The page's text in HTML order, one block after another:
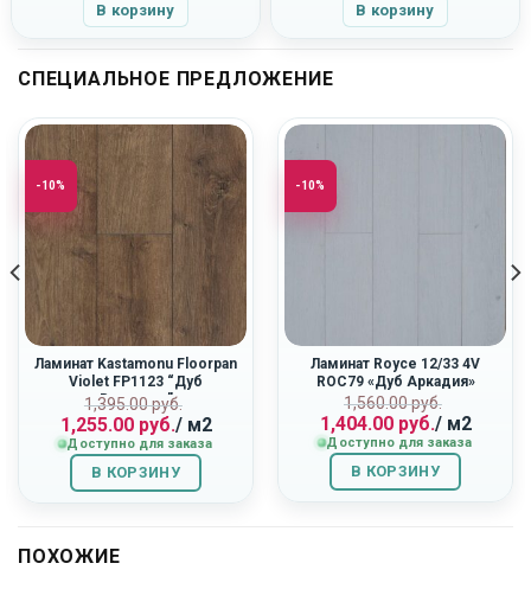
В корзину В корзину
СПЕЦИАЛЬНОЕ ПРЕДЛОЖЕНИЕ
-10%
Ламинат Kastamonu Floorpan
Violet FP1123 “Дуб
Вояджер”
1,395.00руб.
Первоначальная
цена
составляла
1,395.00
руб..
1,255.00руб.
Текущая
цена:
1,255.00
руб..
/ м2
Доступно для заказа
В КОРЗИНУ
-10%
Ламинат Royce 12/33 4V
ROC79 «Дуб Аркадия»
1,560.00руб.
цена
составляла
1,560.00
руб..
1,404.00руб.
Текущая
цена:
1,404.00
руб..
/ м2
Доступно для заказа
В КОРЗИНУ
ПОХОЖИЕ